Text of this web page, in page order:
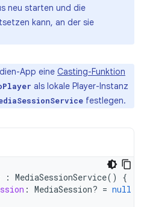
neu starten und die
kann, an der sie
App eine Casting-Funktion
als lokale Player-Instanz
festlegen.
: MediaSessionService()
{
: MediaSession? = null